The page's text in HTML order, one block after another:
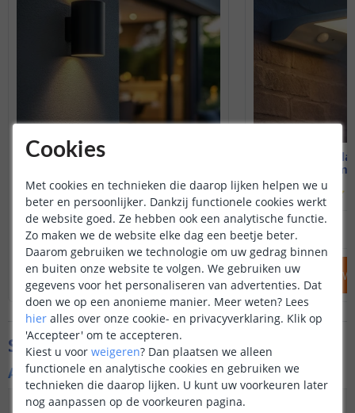
Solar up-down light Sverre
(215 reviews)
OP VOORRAAD 39,95
IN WINKELWAGEN
Solar
OP VOORRAAD
IN
Specificaties
Algemene kenmerken
Type
Wandlamp
Cookies
Met cookies en technieken die daarop lijken helpen we u
beter en persoonlijker. Dankzij functionele cookies werkt
de website goed. Ze hebben ook een analytische functie.
Zo maken we de website elke dag een beetje beter.
Daarom gebruiken we technologie om uw gedrag binnen
en buiten onze website te volgen. We gebruiken uw
gegevens voor het personaliseren van advertenties. Dat
doen we op een anonieme manier. Meer weten? Lees
hier alles over onze cookie- en privacyverklaring. Klik op
'Accepteer' om te accepteren.
Kiest u voor weigeren? Dan plaatsen we alleen
functionele en analytische cookies en gebruiken we
technieken die daarop lijken. U kunt uw voorkeuren later
nog aanpassen op de voorkeuren pagina.